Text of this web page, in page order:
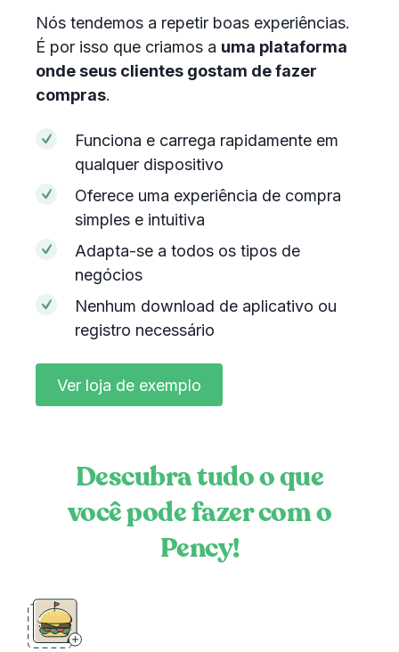
Nós tendemos a repetir boas experiências.
É por isso que criamos a uma plataforma
onde seus clientes gostam de fazer
compras.
Funciona e carrega rapidamente em
qualquer dispositivo
Oferece uma experiência de compra
simples e intuitiva
Adapta-se a todos os tipos de
negócios
Nenhum download de aplicativo ou
registro necessário
Ver loja de exemplo
Descubra tudo o que
você pode fazer com o
Pency!